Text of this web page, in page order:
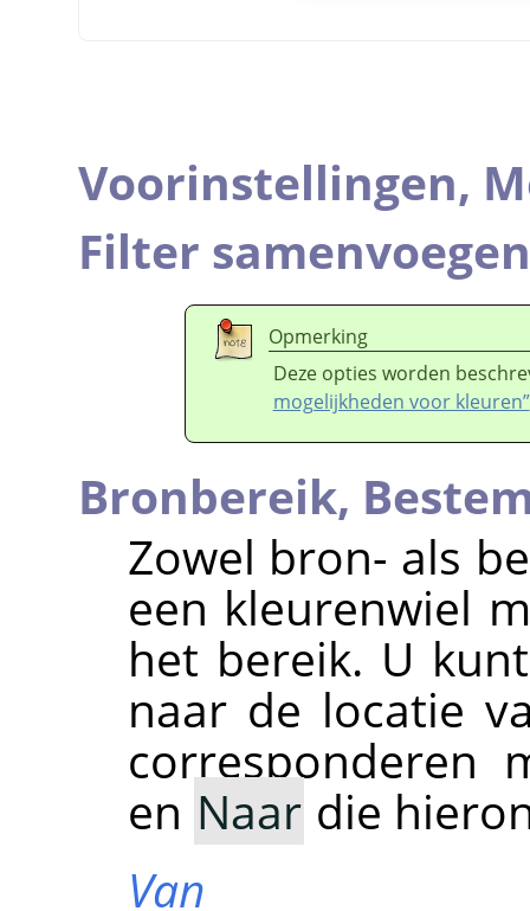
Voorinstellingen,
Filter
Opmerking
Deze opties worden
mogelijkheden voor kleuren”
Bronbereik,
Zowel bron- als
een kleurenwiel
het bereik. U
naar de locatie
corresponderen
en Naar die
Van